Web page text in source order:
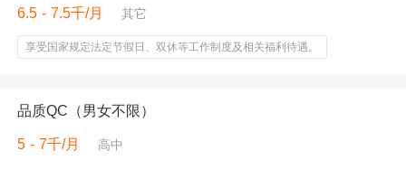
6.5 - 7.5千/月 其它
享受国家规定法定节假日、双休等工作制度及相关福利待遇。
品质QC（男女不限）
5 - 7千/月 高中